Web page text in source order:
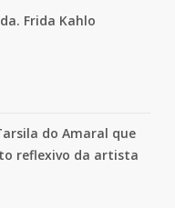
Frida Kahlo
do Amaral que
reflexivo da artista